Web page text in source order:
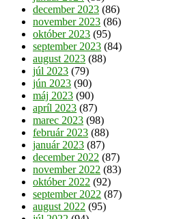
december 2023 (86)
november 2023 (86)
október 2023 (95)
september 2023 (84)
august 2023 (88)
júl 2023 (79)
jún 2023 (90)
máj 2023 (90)
apríl 2023 (87)
marec 2023 (98)
február 2023 (88)
január 2023 (87)
december 2022 (87)
november 2022 (83)
október 2022 (92)
september 2022 (87)
august 2022 (95)